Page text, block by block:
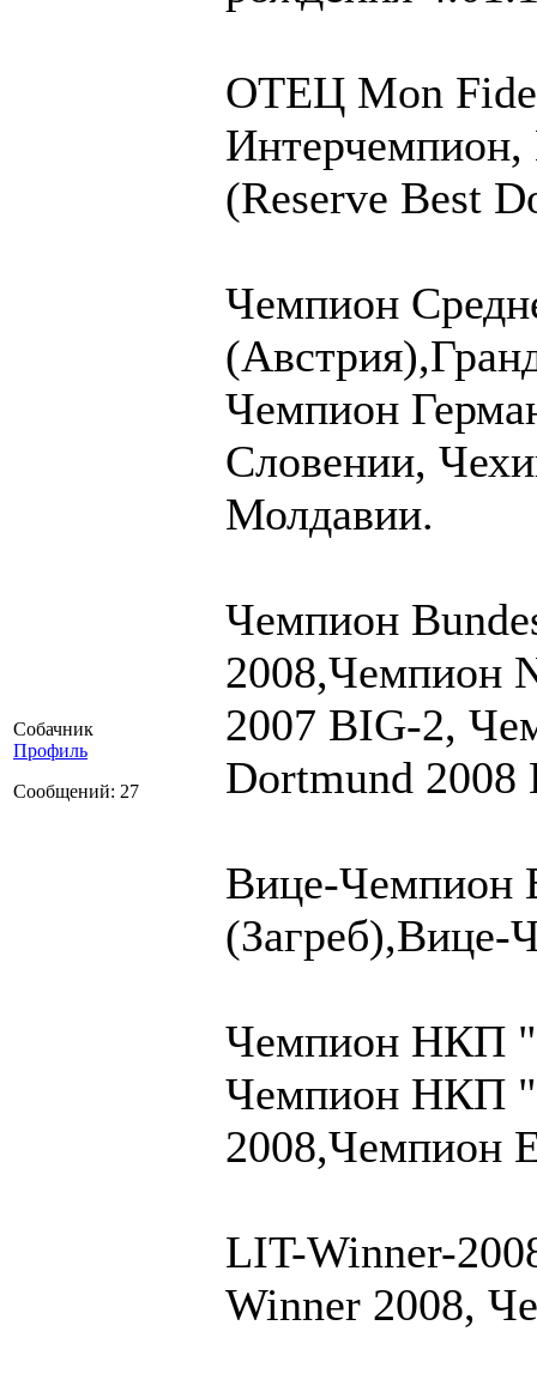
Собачник
Профиль
Сообщений: 27
ОТЕЦ Mon
(Reserve Best
Чемпион
Чемпион
Словении,
Молдавии.
Чемпион
2008,Чемпион
2007 BIG-2,
Dortmund 2008
Вице-Чемпион
(Загреб),Вице-
Чемпион НКП
Чемпион НКП
2008,Чемпион
LIT-Winner-
Winner 2008,